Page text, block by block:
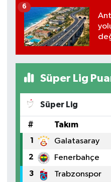
6
Süper Lig
Süper Lig
# Takım
1 Galatasaray
2 Fenerbahçe
3 Trabzonspor